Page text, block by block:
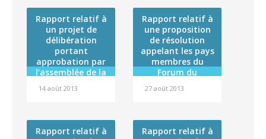
établie entre la
Polynésie
française et
l’Agence de la
biomédecine
Rapport relatif à
un projet de
délibération
portant
approbation par
l’assemblée de la
française de la
entre la Polynésie
française et
14 août 2013
Rapport relatif à
une proposition
de résolution
appelant les pays
membres du
Forum du
action concertée
montée des eaux
27 août 2013
Rapport relatif à
Rapport relatif à